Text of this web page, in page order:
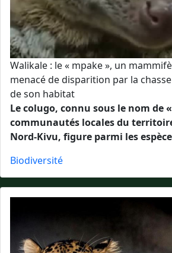
Walikale : le « mpake », un
menacé de disparition par la
de son habitat
Le colugo, connu sous le nom de
communautés locales du
Nord-Kivu, figure parmi les
Biodiversité